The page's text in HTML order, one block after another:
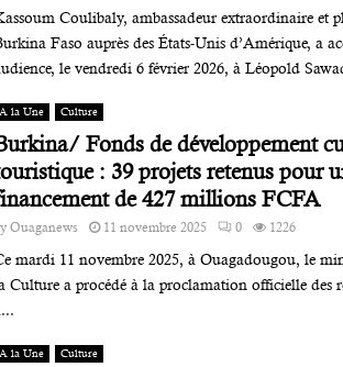
Coulibaly, ambassadeur extraordinaire et
Faso auprès des États-Unis d’Amérique, a
le vendredi 6 février 2026, à Léopold
A la Une Culture
Fonds de développement
: 39 projets retenus pour
de 427 millions FCFA
Ouaganews 11 novembre 2025 0 1226
mardi 11 novembre 2025, à Ouagadougou, le
Culture a procédé à la proclamation officielle des
A la Une Culture